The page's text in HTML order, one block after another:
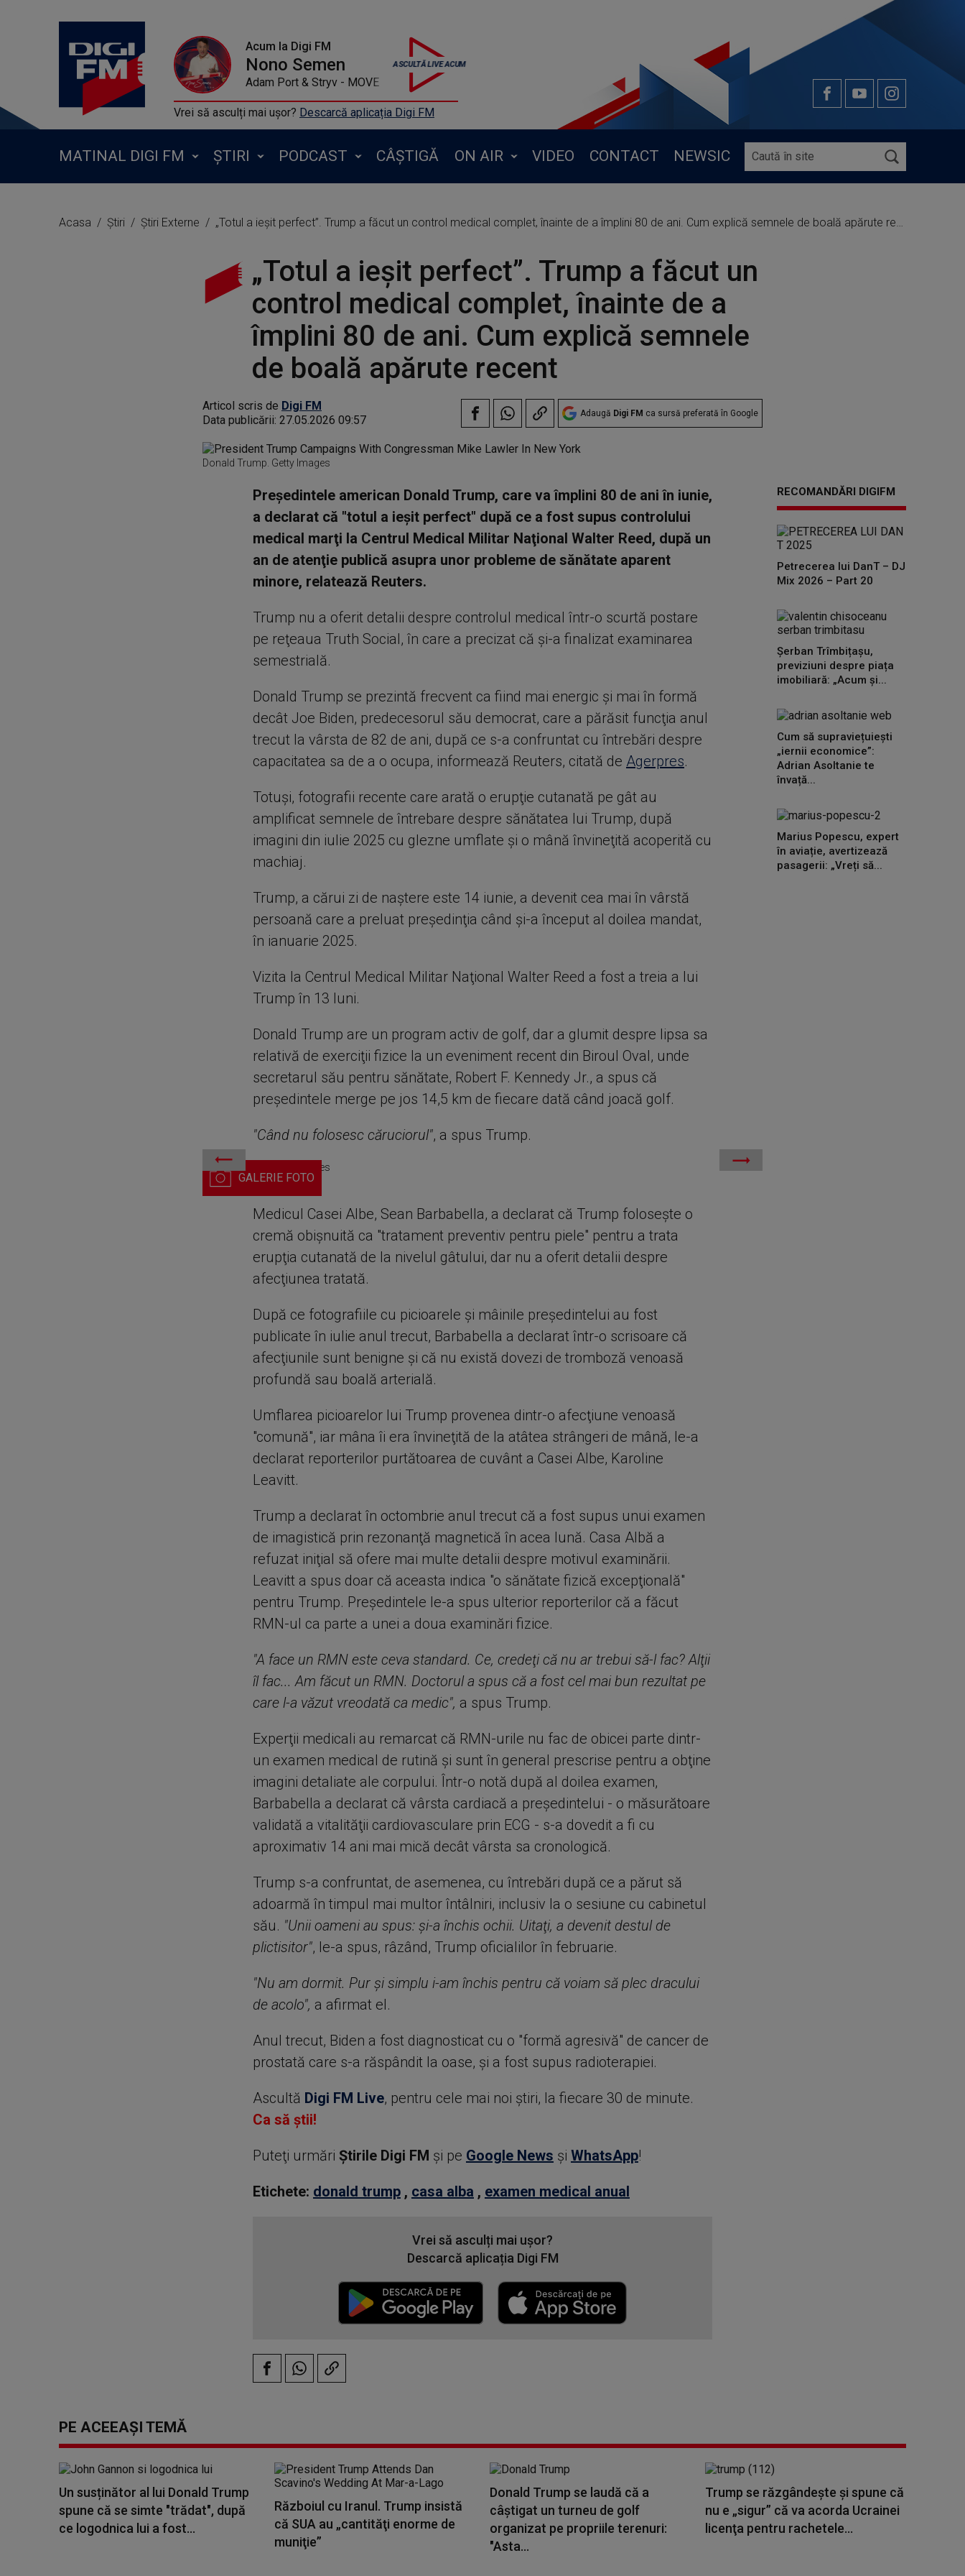
Acum la Digi FM
Nono Semen
Adam Port & Stryv - MOVE
Vrei să asculți mai ușor? Descarcă aplicația Digi FM
MATINAL DIGI FM ȘTIRI PODCAST CÂȘTIGĂ ON AIR VIDEO CONTACT NEWSIC
Acasa Știri Știri Externe „Totul a ieşit perfect”. Trump a făcut un control medical complet, înainte de a împlini 80 de ani. Cum explică semnele de boală apărute recent
„Totul a ieşit perfect”. Trump a făcut un
control medical complet, înainte de a
împlini 80 de ani. Cum explică semnele
de boală apărute recent
Articol scris de Digi FM
Data publicării: 27.05.2026 09:57 Adaugă Digi FM ca sursă preferată în Google
Donald Trump. Getty Images
Preşedintele american Donald Trump, care va împlini 80 de ani în iunie,
a declarat că "totul a ieşit perfect" după ce a fost supus controlului
medical marţi la Centrul Medical Militar Naţional Walter Reed, după un
an de atenţie publică asupra unor probleme de sănătate aparent
minore, relatează Reuters.
Trump nu a oferit detalii despre controlul medical într-o scurtă postare
pe reţeaua Truth Social, în care a precizat că şi-a finalizat examinarea
semestrială.
Donald Trump se prezintă frecvent ca fiind mai energic şi mai în formă
decât Joe Biden, predecesorul său democrat, care a părăsit funcţia anul
trecut la vârsta de 82 de ani, după ce s-a confruntat cu întrebări despre
capacitatea sa de a o ocupa, informează Reuters, citată de Agerpres.
Totuşi, fotografii recente care arată o erupţie cutanată pe gât au
amplificat semnele de întrebare despre sănătatea lui Trump, după
imagini din iulie 2025 cu glezne umflate şi o mână învineţită acoperită cu
machiaj.
Trump, a cărui zi de naştere este 14 iunie, a devenit cea mai în vârstă
persoană care a preluat preşedinţia când şi-a început al doilea mandat,
în ianuarie 2025.
Vizita la Centrul Medical Militar Naţional Walter Reed a fost a treia a lui
Trump în 13 luni.
Donald Trump are un program activ de golf, dar a glumit despre lipsa sa
relativă de exerciţii fizice la un eveniment recent din Biroul Oval, unde
secretarul său pentru sănătate, Robert F. Kennedy Jr., a spus că
preşedintele merge pe jos 14,5 km de fiecare dată când joacă golf.
"Când nu folosesc căruciorul", a spus Trump.
Donald Trump. Getty Images
Medicul Casei Albe, Sean Barbabella, a declarat că Trump foloseşte o
cremă obişnuită ca "tratament preventiv pentru piele" pentru a trata
erupţia cutanată de la nivelul gâtului, dar nu a oferit detalii despre
afecţiunea tratată.
După ce fotografiile cu picioarele şi mâinile preşedintelui au fost
publicate în iulie anul trecut, Barbabella a declarat într-o scrisoare că
afecţiunile sunt benigne şi că nu există dovezi de tromboză venoasă
profundă sau boală arterială.
Umflarea picioarelor lui Trump provenea dintr-o afecţiune venoasă
"comună", iar mâna îi era învineţită de la atâtea strângeri de mână, le-a
declarat reporterilor purtătoarea de cuvânt a Casei Albe, Karoline
Leavitt.
Trump a declarat în octombrie anul trecut că a fost supus unui examen
de imagistică prin rezonanţă magnetică în acea lună. Casa Albă a
refuzat iniţial să ofere mai multe detalii despre motivul examinării.
Leavitt a spus doar că aceasta indica "o sănătate fizică excepţională"
pentru Trump. Preşedintele le-a spus ulterior reporterilor că a făcut
RMN-ul ca parte a unei a doua examinări fizice.
"A face un RMN este ceva standard. Ce, credeţi că nu ar trebui să-l fac? Alţii
îl fac... Am făcut un RMN. Doctorul a spus că a fost cel mai bun rezultat pe
care l-a văzut vreodată ca medic", a spus Trump.
Experţii medicali au remarcat că RMN-urile nu fac de obicei parte dintr-
un examen medical de rutină şi sunt în general prescrise pentru a obţine
imagini detaliate ale corpului. Într-o notă după al doilea examen,
Barbabella a declarat că vârsta cardiacă a preşedintelui - o măsurătoare
validată a vitalităţii cardiovasculare prin ECG - s-a dovedit a fi cu
aproximativ 14 ani mai mică decât vârsta sa cronologică.
Trump s-a confruntat, de asemenea, cu întrebări după ce a părut să
adoarmă în timpul mai multor întâlniri, inclusiv la o sesiune cu cabinetul
său. "Unii oameni au spus: şi-a închis ochii. Uitaţi, a devenit destul de
plictisitor", le-a spus, râzând, Trump oficialilor în februarie.
"Nu am dormit. Pur şi simplu i-am închis pentru că voiam să plec dracului
de acolo", a afirmat el.
Anul trecut, Biden a fost diagnosticat cu o "formă agresivă" de cancer de
prostată care s-a răspândit la oase, şi a fost supus radioterapiei.
Ascultă Digi FM Live, pentru cele mai noi știri, la fiecare 30 de minute.
Ca să știi!
Puteţi urmări Știrile Digi FM şi pe Google News şi WhatsApp!
Etichete: donald trump, casa alba , examen medical anual
Vrei să asculți mai ușor?
Descarcă aplicația Digi FM
RECOMANDĂRI DIGIFM
Petrecerea lui DanT – DJ
Mix 2026 – Part 20
Șerban Trîmbițașu,
previziuni despre piața
imobiliară: „Acum și...
Cum să supraviețuiești
„iernii economice”:
Adrian Asoltanie te
învață...
Marius Popescu, expert
în aviație, avertizează
pasagerii: „Vreți să...
PE ACEEAȘI TEMĂ
Un susținător al lui Donald Trump
spune că se simte "trădat", după
ce logodnica lui a fost...
Războiul cu Iranul. Trump insistă
că SUA au „cantităţi enorme de
muniţie”
Donald Trump se laudă că a
câștigat un turneu de golf
organizat pe propriile terenuri:
"Asta...
Trump se răzgândește și spune că
nu e „sigur” că va acorda Ucrainei
licenţa pentru rachetele...